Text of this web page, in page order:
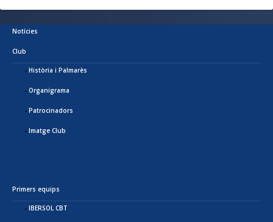
Notícies
Club
Història i Palmarès
Organigrama
Patrocinadors
Imatge Club
Primers equips
IBERSOL CBT